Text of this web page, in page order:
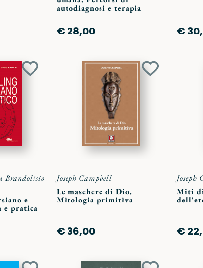
autodiagnosi e terapia
€ 28,00 €
Aggiungi
Brandolisio
e
e pratica
Aggiungi
Joseph Campbell
Le maschere di Dio.
Mitologia primitiva
€ 36,00
Joseph
Miti
€